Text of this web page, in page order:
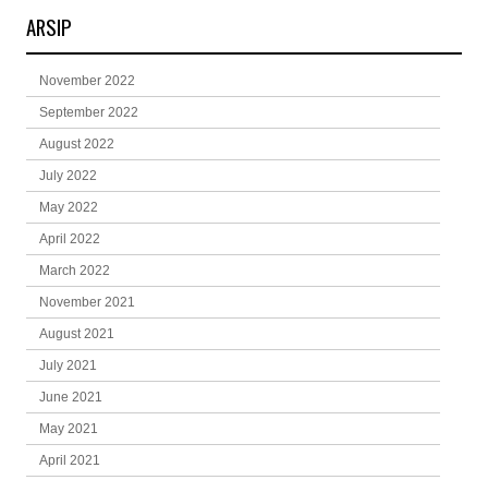
ARSIP
November 2022
September 2022
August 2022
July 2022
May 2022
April 2022
March 2022
November 2021
August 2021
July 2021
June 2021
May 2021
April 2021